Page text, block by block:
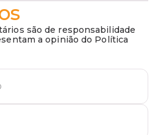
são de responsabilidade
a opinião do Política